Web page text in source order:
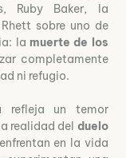
Ruby Baker, la
sobre uno de
la muerte de los
completamente
ni refugio.
refleja un temor
realidad del duelo
en la vida